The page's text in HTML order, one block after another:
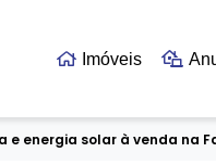
Imóveis
energia solar à venda na